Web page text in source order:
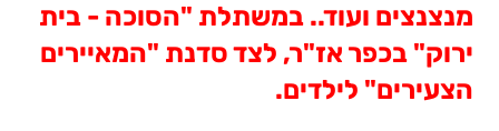
מנצנצים ועוד.. במשתלת "הסוכה - בית
ירוק" בכפר אז"ר, לצד סדנת "המאיירים
הצעירים" לילדים.